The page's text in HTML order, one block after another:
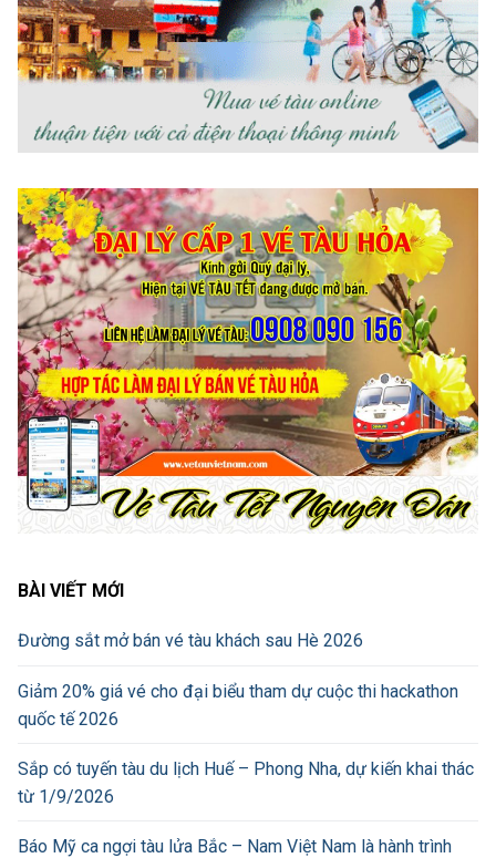
BÀI VIẾT MỚI
Đường sắt mở bán vé tàu khách sau Hè 2026
Giảm 20% giá vé cho đại biểu tham dự cuộc thi hackathon
quốc tế 2026
Sắp có tuyến tàu du lịch Huế – Phong Nha, dự kiến khai thác
từ 1/9/2026
Báo Mỹ ca ngợi tàu lửa Bắc – Nam Việt Nam là hành trình